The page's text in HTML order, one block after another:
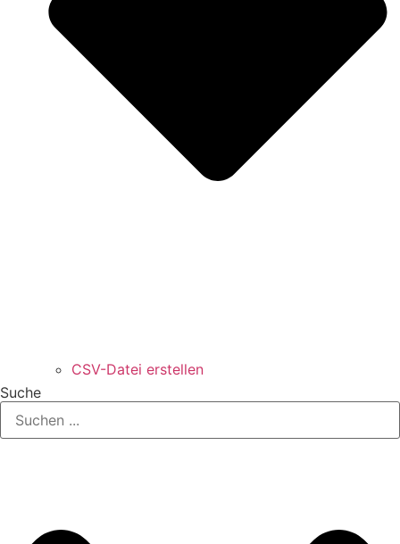
CSV-Datei erstellen
Suche